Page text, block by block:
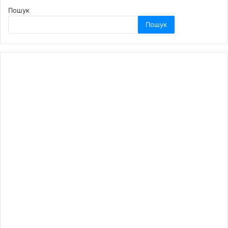
Пошук
Пошук